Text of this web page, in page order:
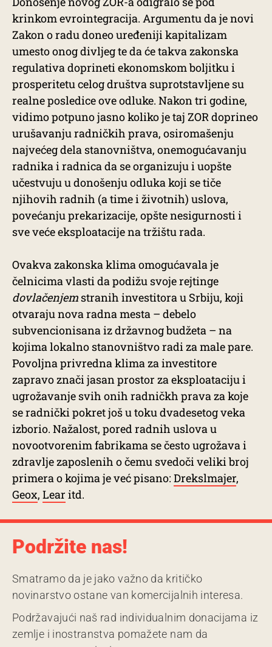
krinkom evrointegracija. Argumentu da je novi
Zakon o radu doneo uređeniji kapitalizam
umesto onog divljeg te da će takva zakonska
regulativa doprineti ekonomskom boljitku i
prosperitetu celog društva suprotstavljene su
realne posledice ove odluke. Nakon tri godine,
vidimo potpuno jasno koliko je taj ZOR doprineo
urušavanju radničkih prava, osiromašenju
najvećeg dela stanovništva, onemogućavanju
radnika i radnica da se organizuju i uopšte
učestvuju u donošenju odluka koji se tiče
njihovih radnih (a time i životnih) uslova,
povećanju prekarizacije, opšte nesigurnosti i
sve veće eksploatacije na tržištu rada.
Ovakva zakonska klima omogućavala je
čelnicima vlasti da podižu svoje rejtinge
dovlačenjem stranih investitora u Srbiju, koji
otvaraju nova radna mesta – debelo
subvencionisana iz državnog budžeta – na
kojima lokalno stanovništvo radi za male pare.
Povoljna privredna klima za investitore
zapravo znači jasan prostor za eksploataciju i
ugrožavanje svih onih radničkh prava za koje
se radnički pokret još u toku dvadesetog veka
izborio. Nažalost, pored radnih uslova u
novootvorenim fabrikama se često ugrožava i
zdravlje zaposlenih o čemu svedoči veliki broj
primera o kojima je već pisano: Drekslmajer,
Geox, Lear itd.
Podržite nas!
Smatramo da je jako važno da kritičko
novinarstvo ostane van komercijalnih interesa.
Podržavajući naš rad individualnim donacijama iz
zemlje i inostranstva pomažete nam da